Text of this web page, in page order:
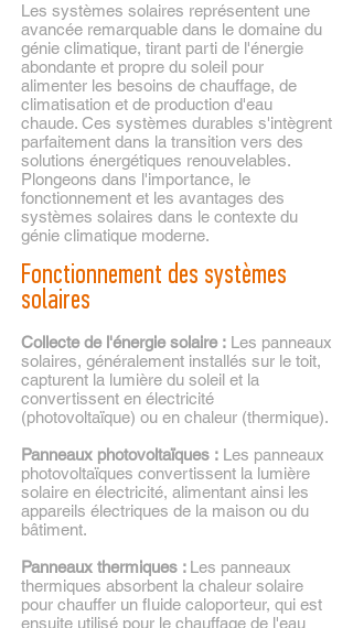
Les systèmes solaires représentent une
avancée remarquable dans le domaine du
génie climatique, tirant parti de l'énergie
abondante et propre du soleil pour
alimenter les besoins de chauffage, de
climatisation et de production d'eau
chaude. Ces systèmes durables s'intègrent
parfaitement dans la transition vers des
solutions énergétiques renouvelables.
Plongeons dans l'importance, le
fonctionnement et les avantages des
systèmes solaires dans le contexte du
génie climatique moderne.
Fonctionnement des systèmes
solaires
Collecte de l'énergie solaire : Les panneaux
solaires, généralement installés sur le toit,
capturent la lumière du soleil et la
convertissent en électricité
(photovoltaïque) ou en chaleur (thermique).
Panneaux photovoltaïques : Les panneaux
photovoltaïques convertissent la lumière
solaire en électricité, alimentant ainsi les
appareils électriques de la maison ou du
bâtiment.
Panneaux thermiques : Les panneaux
thermiques absorbent la chaleur solaire
pour chauffer un fluide caloporteur, qui est
ensuite utilisé pour le chauffage de l'eau